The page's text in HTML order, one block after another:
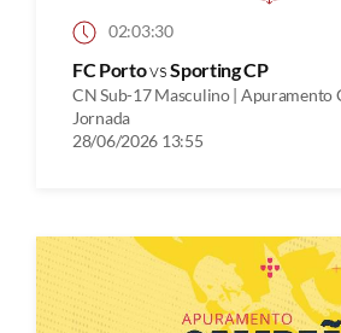
02:03:30
FC PortovsSporting CP
CN Sub-17 Masculino | Apuramento
Jornada
28/06/2026 13:55